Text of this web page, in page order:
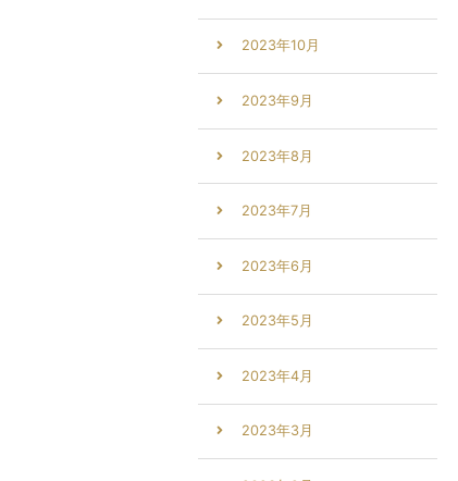
2023年10月
2023年9月
2023年8月
2023年7月
2023年6月
2023年5月
2023年4月
2023年3月